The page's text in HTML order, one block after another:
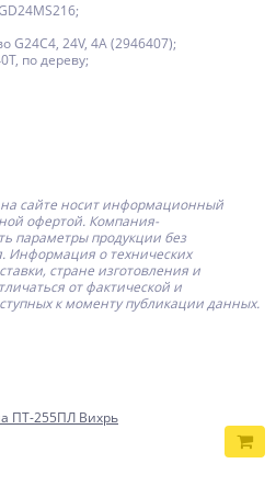
G24C4, 24V, 4А (2946407);
по дереву;
сайте носит информационный
офертой. Компания-
параметры продукции без
Информация о технических
стране изготовления и
от фактической и
к моменту публикации данных.
ПТ-255ПЛ Вихрь